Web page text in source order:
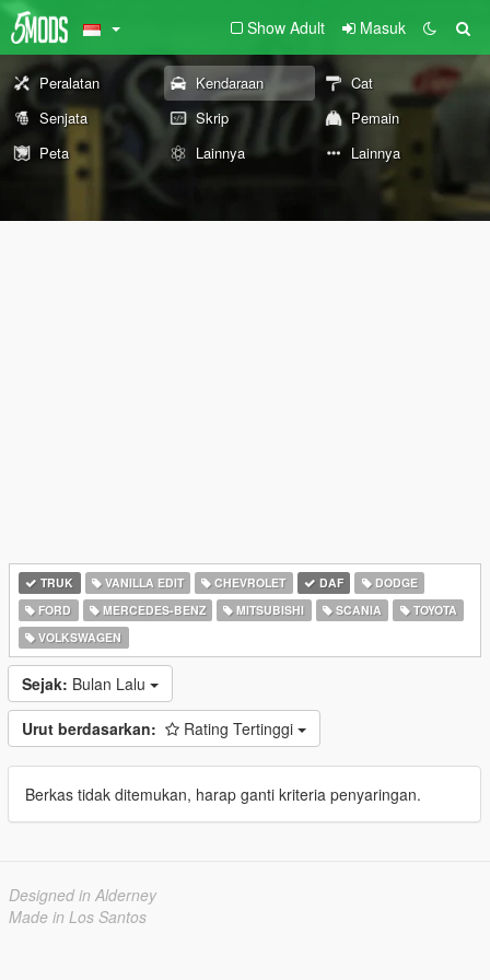
Show Adult Masuk
Peralatan Kendaraan
Cat
Senjata
Skrip
Pemain
Peta
Lainnya Lainnya
TRUK VANILLA EDIT CHEVROLET DAF
DODGE
FORD
MERCEDES-BENZ MITSUBISHI SCANIA
TOYOTA
VOLKSWAGEN
Sejak: Bulan Lalu
Urut berdasarkan: Rating Tertinggi
Berkas tidak ditemukan, harap ganti kriteria penyaringan.
Designed in Alderney
Made in Los Santos